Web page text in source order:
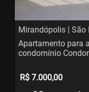
Mirandópolis | São
Apartamento para
condomínio
R$ 7.000,00